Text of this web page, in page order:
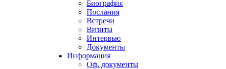
Биография
Послания
Встречи
Визиты
Интервью
Документы
Информация
Оф. документы